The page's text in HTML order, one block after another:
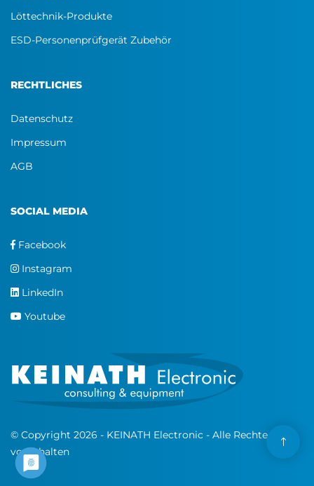
Löttechnik-Produkte
ESD-Personenprüfgerät Zubehör
RECHTLICHES
Datenschutz
Impressum
AGB
SOCIAL MEDIA
Facebook
Instagram
LinkedIn
Youtube
© Copyright 2026 - KEINATH Electronic - Alle Rechte
vorbehalten